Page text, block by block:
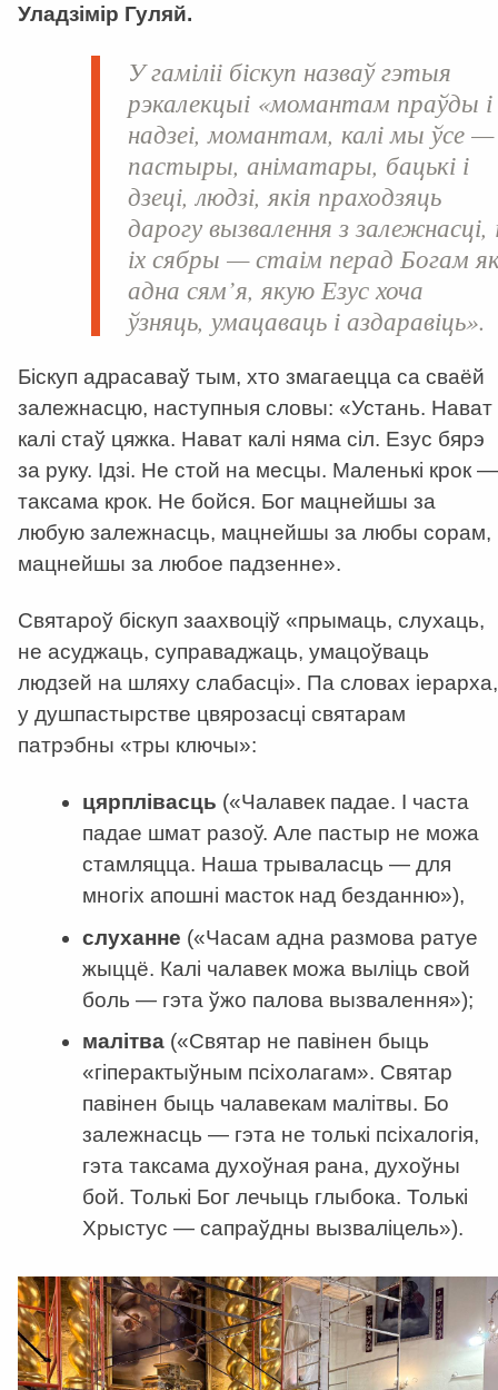
Уладзімір Гуляй.
У гаміліі біскуп назваў гэтыя
рэкалекцыі «момантам праўды і
надзеі, момантам, калі мы ўсе —
пастыры, аніматары, бацькі і
дзеці, людзі, якія праходзяць
дарогу вызвалення з залежнасці,
іх сябры — стаім перад Богам
адна сям’я, якую Езус хоча
ўзняць, умацаваць і аздаравіць».
Біскуп адрасаваў тым, хто змагаецца са сваёй
залежнасцю, наступныя словы: «Устань. Нават
калі стаў цяжка. Нават калі няма сіл. Езус бярэ
за руку. Ідзі. Не стой на месцы. Маленькі крок —
таксама крок. Не бойся. Бог мацнейшы за
любую залежнасць, мацнейшы за любы сорам,
мацнейшы за любое падзенне».
Святароў біскуп заахвоціў «прымаць, слухаць,
не асуджаць, суправаджаць, умацоўваць
людзей на шляху слабасці». Па словах іерарха,
у душпастырстве цвярозасці святарам
патрэбны «тры ключы»:
цярплівасць («Чалавек падае. І часта
падае шмат разоў. Але пастыр не можа
стамляцца. Наша трываласць — для
многіх апошні масток над безданню»),
слуханне («Часам адна размова ратуе
жыццё. Калі чалавек можа выліць свой
боль — гэта ўжо палова вызвалення»);
малітва(«Святар не павінен быць
«гіперактыўным псіхолагам». Святар
павінен быць чалавекам малітвы. Бо
залежнасць — гэта не толькі псіхалогія,
гэта таксама духоўная рана, духоўны
бой. Толькі Бог лечыць глыбока. Толькі
Хрыстус — сапраўдны вызваліцель»).